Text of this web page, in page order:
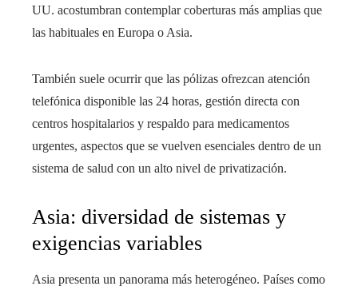
UU. acostumbran contemplar coberturas más amplias que
las habituales en Europa o Asia.
También suele ocurrir que las pólizas ofrezcan atención
telefónica disponible las 24 horas, gestión directa con
centros hospitalarios y respaldo para medicamentos
urgentes, aspectos que se vuelven esenciales dentro de un
sistema de salud con un alto nivel de privatización.
Asia: diversidad de sistemas y
exigencias variables
Asia presenta un panorama más heterogéneo. Países como